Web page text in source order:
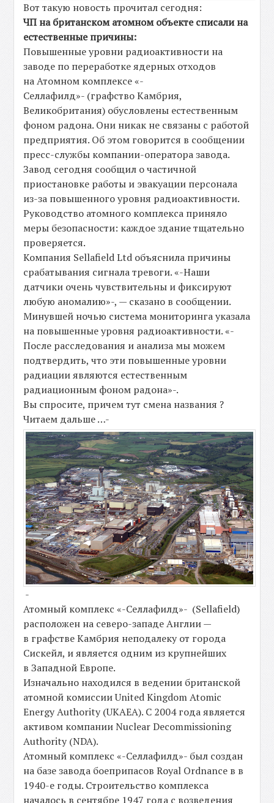
Вот такую новость прочитал сегодня:
ЧП на британском атомном объекте списали на
естественные причины:
Повышенные уровни радиоактивности на
заводе по переработке ядерных отходов
на Атомном комплексе «-
Селлафилд»- (графство Камбрия,
Великобритания) обусловлены естественным
фоном радона. Они никак не связаны с работой
предприятия. Об этом говорится в сообщении
пресс-службы компании-оператора завода.
Завод сегодня сообщил о частичной
приостановке работы и эвакуации персонала
из-за повышенного уровня радиоактивности.
Руководство атомного комплекса приняло
меры безопасности: каждое здание тщательно
проверяется.
Компания Sellafield Ltd объяснила причины
срабатывания сигнала тревоги. «-Наши
датчики очень чувствительны и фиксируют
любую аномалию»-, — сказано в сообщении.
Минувшей ночью система мониторинга указала
на повышенные уровня радиоактивности. «-
После расследования и анализа мы можем
подтвердить, что эти повышенные уровни
радиации являются естественным
радиационным фоном радона»-.
Вы спросите, причем тут смена названия ?
Читаем дальше …-
-
Атомный комплекс «-Селлафилд»- (Sellafield)
расположен на северо-западе Англии —
в графстве Камбрия неподалеку от города
Сискейл, и является одним из крупнейших
в Западной Европе.
Изначально находился в ведении британской
атомной комиссии United Kingdom Atomic
Energy Authority (UKAEA). С 2004 года является
активом компании Nuclear Decommissioning
Authority (NDA).
Атомный комплекс «-Селлафилд»- был создан
на базе завода боеприпасов Royal Ordnance в в
1940-е годы. Строительство комплекса
началось в сентябре 1947 года с возведения